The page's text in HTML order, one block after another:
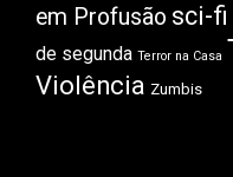
em Profusão sci-fi
de segunda Terror na Casa
Violência Zumbis